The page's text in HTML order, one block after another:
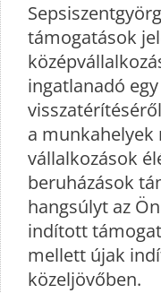
támogatások
ingatlanadó
a munkahelyek
vállalkozások
beruházások
hangsúlyt az
indított
mellett újak
közeljövőben.